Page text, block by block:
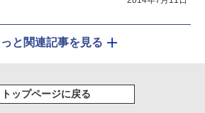
っと関連記事を見る
トップページに戻る